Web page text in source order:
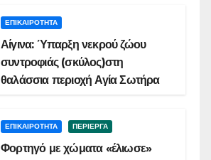
ΕΠΙΚΑΙΡΟΤΗΤΑ
Αίγινα: Ύπαρξη νεκρού ζώου
συντροφιάς (σκύλος)στη
θαλάσσια περιοχή Αγία Σωτήρα
ΕΠΙΚΑΙΡΟΤΗΤΑ ΠΕΡΙΕΡΓΑ
Φορτηγό με χώματα «έλιωσε»